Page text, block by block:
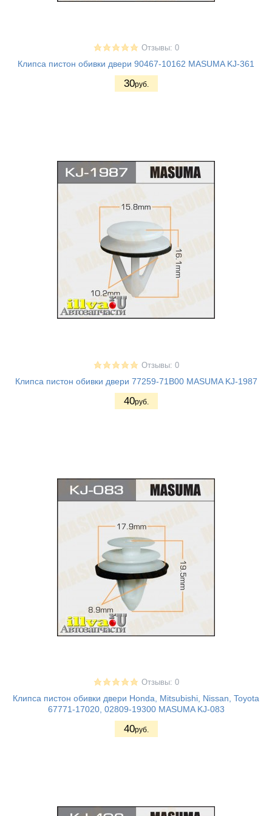
Отзывы: 0
Клипса пистон обивки двери 90467-10162 MASUMA KJ-361
30руб.
Отзывы: 0
Клипса пистон обивки двери 77259-71B00 MASUMA KJ-1987
40руб.
Отзывы: 0
Клипса пистон обивки двери Honda, Mitsubishi, Nissan, Toyota
67771-17020, 02809-19300 MASUMA KJ-083
40руб.